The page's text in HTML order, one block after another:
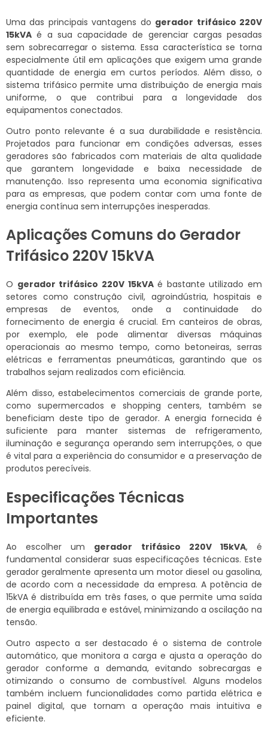
Uma das principais vantagens do gerador trifásico 220V
15kVA é a sua capacidade de gerenciar cargas pesadas
sem sobrecarregar o sistema. Essa característica se torna
especialmente útil em aplicações que exigem uma grande
quantidade de energia em curtos períodos. Além disso, o
sistema trifásico permite uma distribuição de energia mais
uniforme, o que contribui para a longevidade dos
equipamentos conectados.
Outro ponto relevante é a sua durabilidade e resistência.
Projetados para funcionar em condições adversas, esses
geradores são fabricados com materiais de alta qualidade
que garantem longevidade e baixa necessidade de
manutenção. Isso representa uma economia significativa
para as empresas, que podem contar com uma fonte de
energia contínua sem interrupções inesperadas.
Aplicações Comuns do Gerador
Trifásico 220V 15kVA
O gerador trifásico 220V 15kVAé bastante utilizado em
setores como construção civil, agroindústria, hospitais e
empresas de eventos, onde a continuidade do
fornecimento de energia é crucial. Em canteiros de obras,
por exemplo, ele pode alimentar diversas máquinas
operacionais ao mesmo tempo, como betoneiras, serras
elétricas e ferramentas pneumáticas, garantindo que os
trabalhos sejam realizados com eficiência.
Além disso, estabelecimentos comerciais de grande porte,
como supermercados e shopping centers, também se
beneficiam deste tipo de gerador. A energia fornecida é
suficiente para manter sistemas de refrigeramento,
iluminação e segurança operando sem interrupções, o que
é vital para a experiência do consumidor e a preservação de
produtos perecíveis.
Especificações Técnicas
Importantes
Ao escolher um gerador trifásico 220V 15kVA, é
fundamental considerar suas especificações técnicas. Este
gerador geralmente apresenta um motor diesel ou gasolina,
de acordo com a necessidade da empresa. A potência de
15kVA é distribuída em três fases, o que permite uma saída
de energia equilibrada e estável, minimizando a oscilação na
tensão.
Outro aspecto a ser destacado é o sistema de controle
automático, que monitora a carga e ajusta a operação do
gerador conforme a demanda, evitando sobrecargas e
otimizando o consumo de combustível. Alguns modelos
também incluem funcionalidades como partida elétrica e
painel digital, que tornam a operação mais intuitiva e
eficiente.